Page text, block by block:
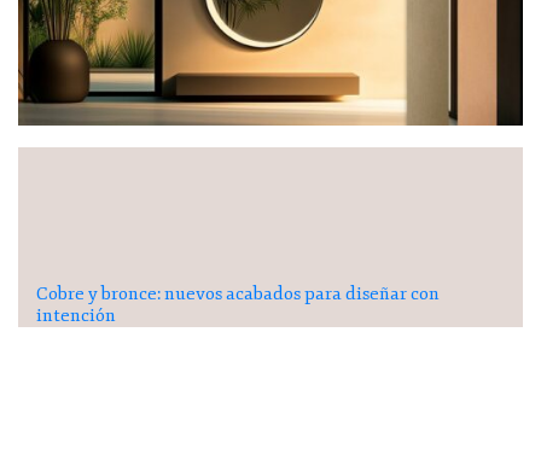
Cobre y bronce: nuevos acabados para diseñar con
intención